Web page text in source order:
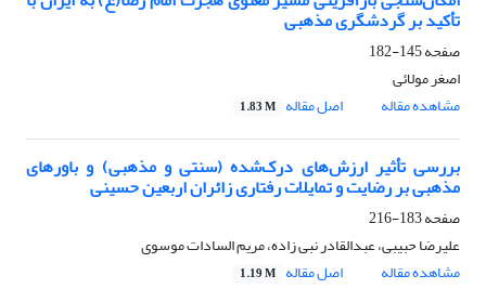
تأکید بر گردشگری مذهبی
صفحه145-182
اصغر مولائی
مشاهده مقاله
اصل مقاله 1.83 M
بررسی تأثیر ارزش‌های درک‌شده (سنتی و مذهبی) و باورهای
مذهبی بر رضایت و تمایلات رفتاری زائران اربعین حسینی
صفحه183-216
علیرضا حبیبی، عبدالقادر نبی زاده، مریم السادات موسوی
مشاهده مقاله
اصل مقاله 1.19 M